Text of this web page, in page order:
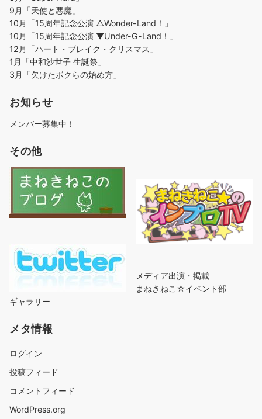
9月「天使と悪魔」
10月「15周年記念公演 △Wonder-Land！」
10月「15周年記念公演 ▼Under-G-Land！」
12月「ハート・ブレイク・クリスマス」
1月「中和沙世子 生誕祭」
3月「欠けたボクらの始め方」
お知らせ
メンバー募集中！
その他
メディア出演・掲載
まねきねこ☆イベント部
ギャラリー
メタ情報
ログイン
投稿フィード
コメントフィード
WordPress.org